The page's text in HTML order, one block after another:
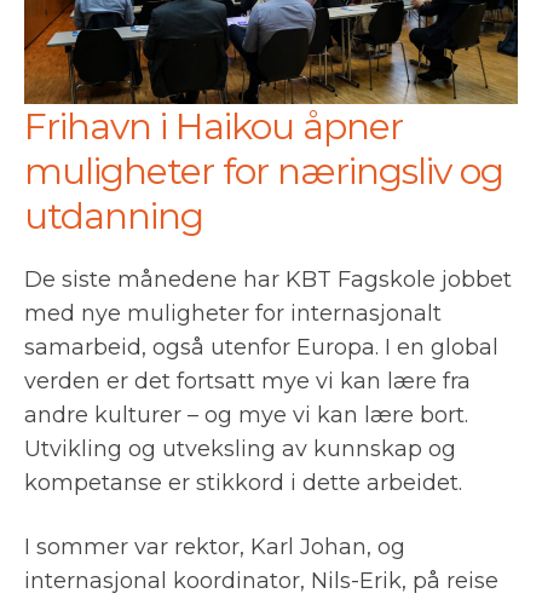
Frihavn i Haikou åpner
muligheter for næringsliv og
utdanning
De siste månedene har KBT Fagskole jobbet
med nye muligheter for internasjonalt
samarbeid, også utenfor Europa. I en global
verden er det fortsatt mye vi kan lære fra
andre kulturer – og mye vi kan lære bort.
Utvikling og utveksling av kunnskap og
kompetanse er stikkord i dette arbeidet.
I sommer var rektor, Karl Johan, og
internasjonal koordinator, Nils-Erik, på reise